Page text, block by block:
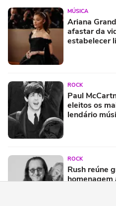
MÚSICA
Ariana
afastar da
estabelecer
ROCK
Paul
eleitos os
lendário
ROCK
Rush reúne